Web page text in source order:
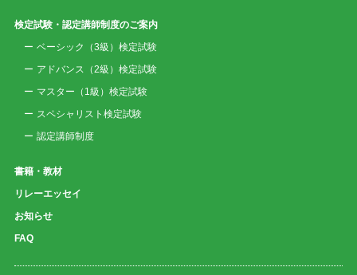
検定試験・認定講師制度のご案内
ベーシック（3級）検定試験
アドバンス（2級）検定試験
マスター（1級）検定試験
スペシャリスト検定試験
認定講師制度
書籍・教材
リレーエッセイ
お知らせ
FAQ